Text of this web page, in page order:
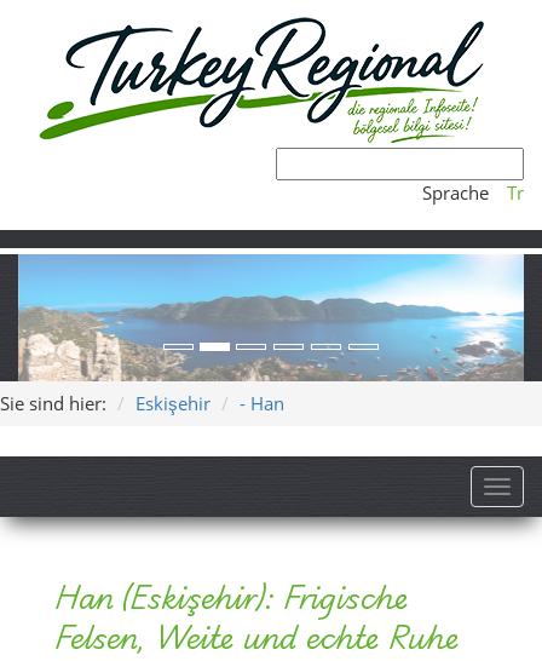
Sprache Tr
Sie sind hier: Eskişehir - Han
Han (Eskişehir): Frigische
Felsen, Weite und echte Ruhe